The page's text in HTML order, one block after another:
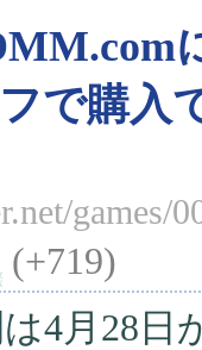
で購入
games/
(+719)
4月28日